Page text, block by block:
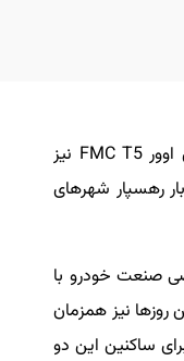
فردا موتورز، توليد و عرضه كننده خودروهای FMC SX5 و ،FMC 511 كه اين روزها از كراس اوور FMC T5 نيز
رهسپار شهرهای
صنعت خودرو با
روزها نيز همزمان
ساكنين اين دو